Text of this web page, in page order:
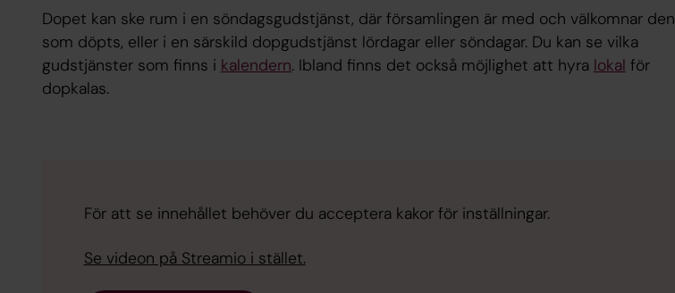
Dopet kan ske rum i en söndagsgudstjänst, där församlingen är med och välkomnar den
som döpts, eller i en särskild dopgudstjänst lördagar eller söndagar. Du kan se vilka
gudstjänster som finns i kalendern. Ibland finns det också möjlighet att hyra lokal för
dopkalas.
För att se innehållet behöver du acceptera kakor för inställningar.
Se videon på Streamio i stället.